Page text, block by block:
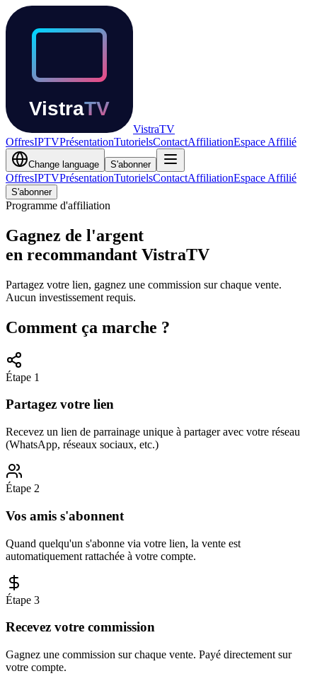
VistraTV
OffresIPTVPrésentationTutorielsContactAffiliationEspace Affilié
Change language S'abonner
OffresIPTVPrésentationTutorielsContactAffiliationEspace Affilié
S'abonner
Programme d'affiliation
Gagnez de l'argent
en recommandant VistraTV
Partagez votre lien, gagnez une commission sur chaque vente.
Aucun investissement requis.
Comment ça marche ?
Étape 1
Partagez votre lien
Recevez un lien de parrainage unique à partager avec votre réseau
(WhatsApp, réseaux sociaux, etc.)
Étape 2
Vos amis s'abonnent
Quand quelqu'un s'abonne via votre lien, la vente est
automatiquement rattachée à votre compte.
Étape 3
Recevez votre commission
Gagnez une commission sur chaque vente. Payé directement sur
votre compte.